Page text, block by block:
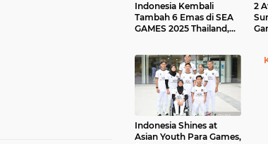
Indonesia Kembali
Tambah 6 Emas di SEA
GAMES 2025 Thailand,
2
Indonesia Shines at
Asian Youth Para Games,